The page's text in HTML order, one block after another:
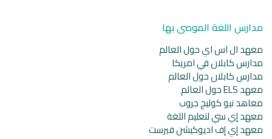
مدارس اللغة الموصى بها
معهد ال اس اي حول العالم
مدارس كابلان في امريكا
مدارس كابلان حول العالم
معهد ELS حول العالم
معاهد نيو كوليج جروب
معهد إي سي لتعليم اللغة
معهد إي إف اديوكيشن فيرست